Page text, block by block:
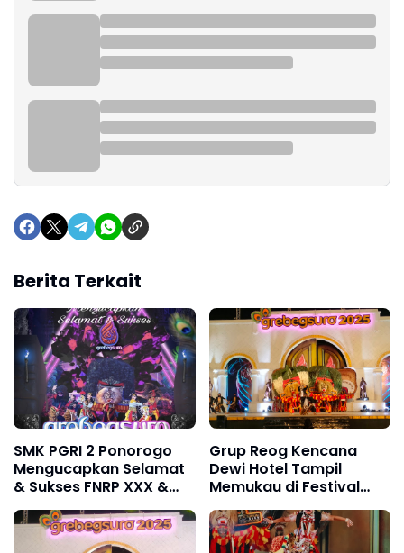
Berita Terkait
SMK PGRI 2 Ponorogo
Mengucapkan Selamat
& Sukses FNRP XXX &
FRR XXI Grebeg Suro
2025
Grup Reog Kencana
Dewi Hotel Tampil
Memukau di Festival
Nasional Reog
Ponorogo XXX Grebeg
Suro 2025